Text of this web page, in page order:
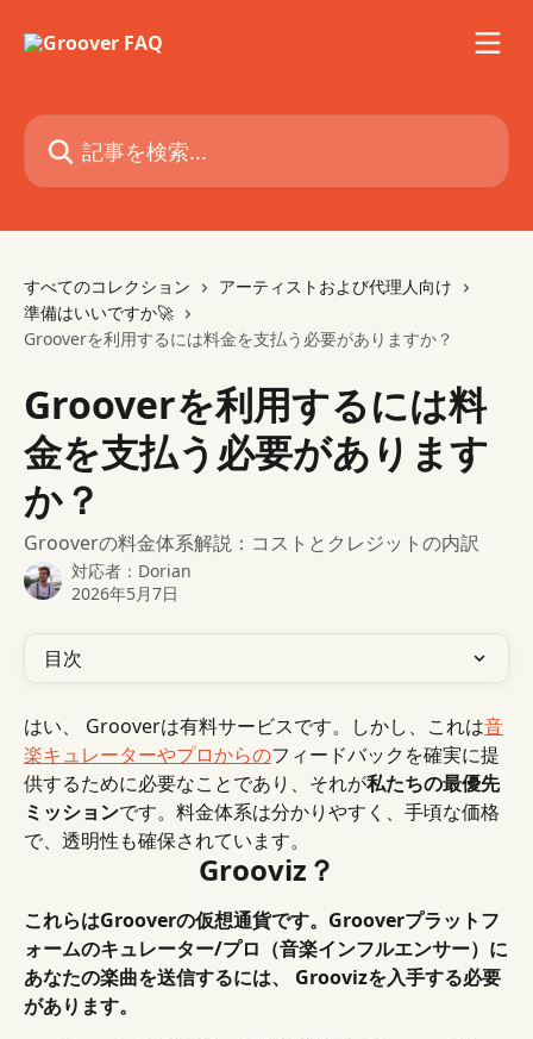
記事を検索...
すべてのコレクション
アーティストおよび代理人向け
準備はいいですか🚀
Grooverを利用するには料金を支払う必要がありますか？
Grooverを利用するには料
金を支払う必要があります
か？
Grooverの料金体系解説：コストとクレジットの内訳
対応者： Dorian
2026年5月7日
目次
はい、 Grooverは有料サービスです。しかし、これは音
楽キュレーターやプロからのフィードバックを確実に提
供するために必要なことであり、それが私たちの最優先
ミッションです。料金体系は分かりやすく、手頃な価格
で、透明性も確保されています。
Grooviz？
これらはGrooverの仮想通貨です。Grooverプラットフ
ォームのキュレーター/プロ（音楽インフルエンサー）に
あなたの楽曲を送信するには、 Groovizを入手する必要
があります。